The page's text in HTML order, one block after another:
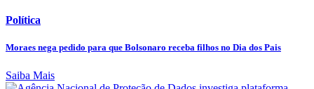
Política
Moraes nega pedido para que Bolsonaro receba filhos no Dia dos Pais
Saiba Mais